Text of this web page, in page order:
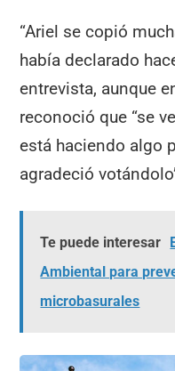
“Ariel se copió
había declarado
entrevista, aunque
reconoció que “se
está haciendo algo
agradeció
Te puede interesar
Ambiental para
microbasurales